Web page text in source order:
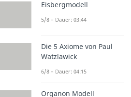
Eisbergmodell
5/8 – Dauer: 03:44
Die 5 Axiome von Paul
Watzlawick
6/8 – Dauer: 04:15
Organon Modell